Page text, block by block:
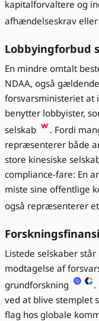
kapitalforvaltere og
afhændelseskrav
Lobbyingforbud
En mindre omtalt
NDAA, også
forsvarsministeriet at
benytter lobbyister,
selskab
. Fordi
repræsenterer både
store kinesiske
compliance-fare: En
miste sine offentlige
også repræsenterer
Listede selskaber
modtagelse af
grundforskning
.
ved at blive stemplet
flag hos globale